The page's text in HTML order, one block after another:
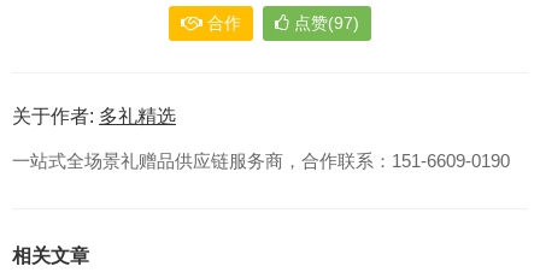
合作 点赞(97)
关于作者: 多礼精选
一站式全场景礼赠品供应链服务商，合作联系：151-6609-0190
相关文章